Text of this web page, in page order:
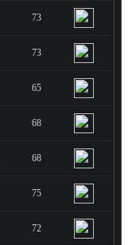
73
73
65
68
68
75
72